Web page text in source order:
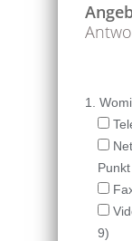
1.
9)